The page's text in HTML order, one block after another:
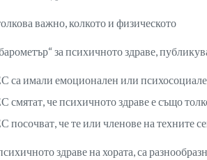
важно, колкото и физическото
за психичното здраве,
са имали емоционален или
смятат, че психичното здраве е също
посочват, че те или членове на техните
здраве на хората, са